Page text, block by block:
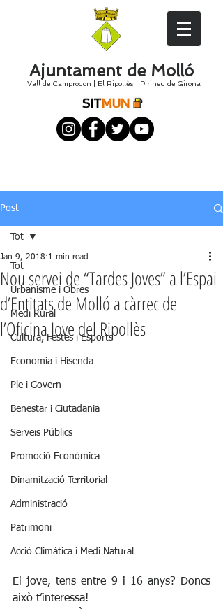
Ajuntament de Molló
Vall de Camprodon El Ripollès Pirineu de Girona
Post
Tot
Urbanisme i Obres
Medi Rural
Cultura, Festes i Esports
Economia i Hisenda
Ple i Govern
Benestar i Ciutadania
Serveis Públics
Promoció Econòmica
Dinamització Territorial
Administració
Patrimoni
Acció Climàtica i Medi Natural
Tot
Nou servei de “Tardes Joves” a l’Espai
d’Entitats de Molló a càrrec de
l’Oficina Jove del Ripollès
Jan 9, 2018 1 min read
Ei jove, tens entre 9 i 16 anys? Doncs
això t’interessa!